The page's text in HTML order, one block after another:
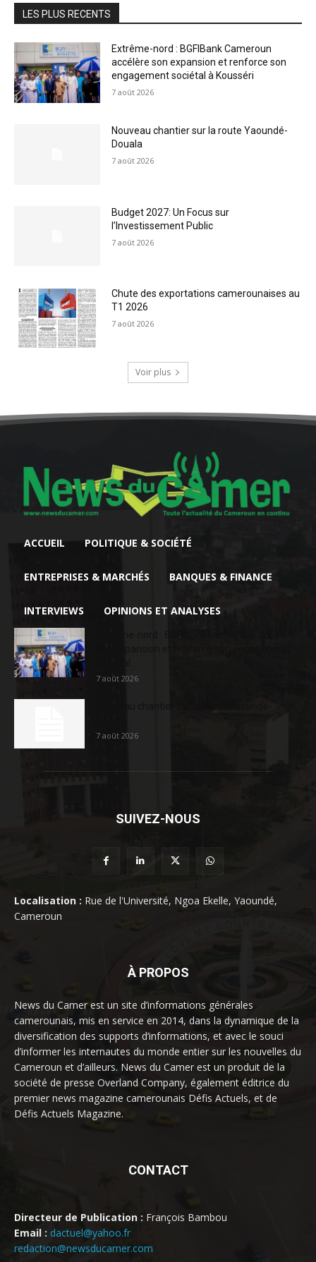
LES PLUS RECENTS
Extrême-nord : BGFIBank Cameroun
accélère son expansion et renforce son
engagement sociétal à Kousséri
7 août 2026
Nouveau chantier sur la route Yaoundé-
Douala
7 août 2026
Budget 2027: Un Focus sur
l’Investissement Public
7 août 2026
Chute des exportations camerounaises au
T1 2026
7 août 2026
Voir plus
ACCUEIL POLITIQUE & SOCIÉTÉ
ENTREPRISES & MARCHÉS BANQUES & FINANCE
INTERVIEWS OPINIONS ET ANALYSES
7 août 2026
7 août 2026
SUIVEZ-NOUS
Localisation : Rue de l'Université, Ngoa Ekelle, Yaoundé,
Cameroun
À PROPOS
News du Camer est un site d’informations générales
camerounais, mis en service en 2014, dans la dynamique de la
diversification des supports d’informations, et avec le souci
d’informer les internautes du monde entier sur les nouvelles du
Cameroun et d’ailleurs. News du Camer est un produit de la
société de presse Overland Company, également éditrice du
premier news magazine camerounais Défis Actuels, et de
Défis Actuels Magazine.
CONTACT
Directeur de Publication : François Bambou
Email : dactuel@yahoo.fr
redaction@newsducamer.com